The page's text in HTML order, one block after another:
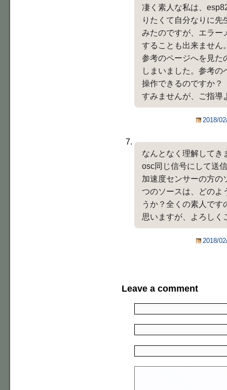
凄く素人な私は、
りたくて自分なりに
みたのですが、エラー
することも出来ません
参考のページへを見た
しまいました。参考
操作できるのですか？
すみませんが、ご指導
2018/
なんとなく理解してき
osc同じ信号にして送
加速度センサーの方の
つのソースは、どのよ
うか？全くの素人で
思いますが、よろしく
2018/
Leave a comment